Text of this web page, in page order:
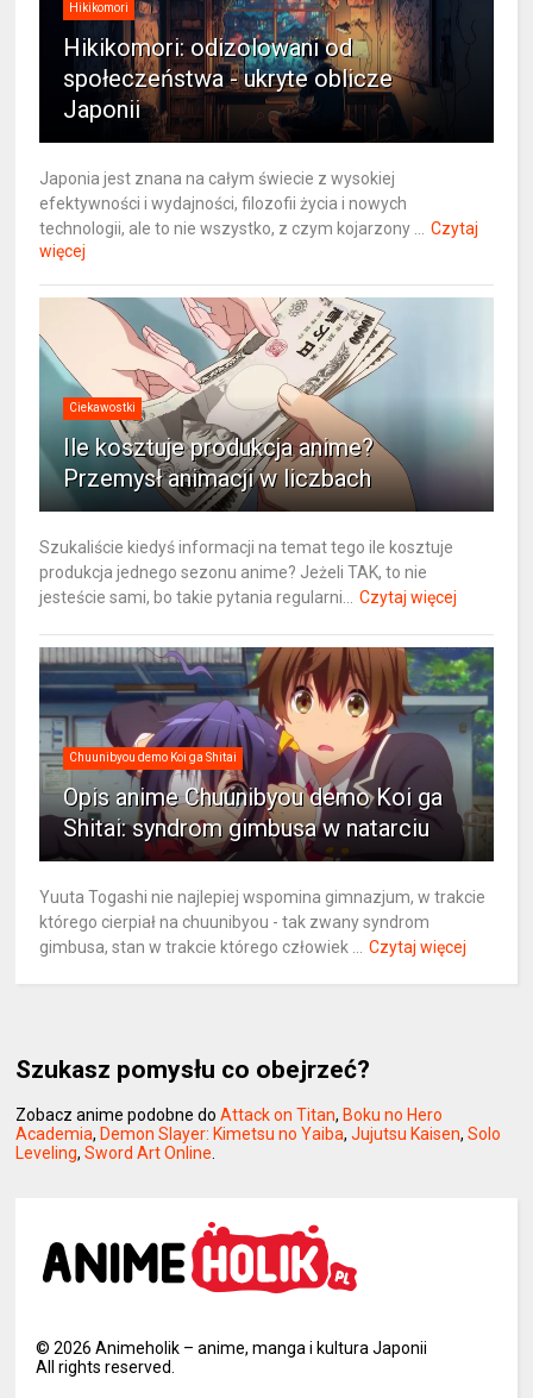
Hikikomori
Hikikomori: odizolowani od
społeczeństwa - ukryte oblicze
Japonii
Japonia jest znana na całym świecie z wysokiej
efektywności i wydajności, filozofii życia i nowych
technologii, ale to nie wszystko, z czym kojarzony ... Czytaj
więcej
Ciekawostki
Ile kosztuje produkcja anime?
Przemysł animacji w liczbach
Szukaliście kiedyś informacji na temat tego ile kosztuje
produkcja jednego sezonu anime? Jeżeli TAK, to nie
jesteście sami, bo takie pytania regularni... Czytaj więcej
Chuunibyou demo Koi ga Shitai
Opis anime Chuunibyou demo Koi ga
Shitai: syndrom gimbusa w natarciu
Yuuta Togashi nie najlepiej wspomina gimnazjum, w trakcie
którego cierpiał na chuunibyou - tak zwany syndrom
gimbusa, stan w trakcie którego człowiek ... Czytaj więcej
Szukasz pomysłu co obejrzeć?
Zobacz anime podobne doAttack on Titan, Boku no Hero
Academia, Demon Slayer: Kimetsu no Yaiba,Jujutsu Kaisen,Solo
Leveling,Sword Art Online
©2026 Animeholik – anime, manga i kultura Japonii
All rights reserved.